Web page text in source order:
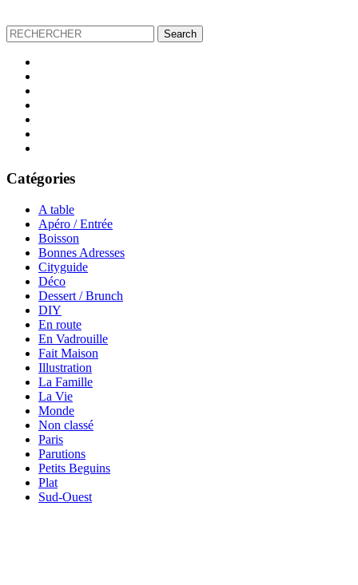
Catégories
A table
Apéro / Entrée
Boisson
Bonnes Adresses
Cityguide
Déco
Dessert / Brunch
DIY
En route
En Vadrouille
Fait Maison
Illustration
La Famille
La Vie
Monde
Non classé
Paris
Parutions
Petits Beguins
Plat
Sud-Ouest